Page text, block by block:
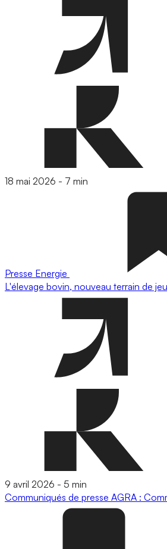
18 mai 2026 - 7 min
Presse Energie
L'élevage bovin, nouveau terrain de
9 avril 2026 - 5 min
Communiqués de presse AGRA :